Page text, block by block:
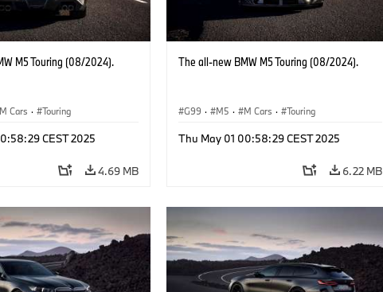
M5 Touring (08/2024).
M Cars · Touring
CEST 2025
4.69 MB
The all-new BMW M5 Touring (08/2024).
G99 · M5 · M Cars · Touring
Thu May 01 00:58:29 CEST 2025
6.22 MB